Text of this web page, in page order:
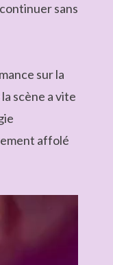
sans
sur la
scène a vite
affolé